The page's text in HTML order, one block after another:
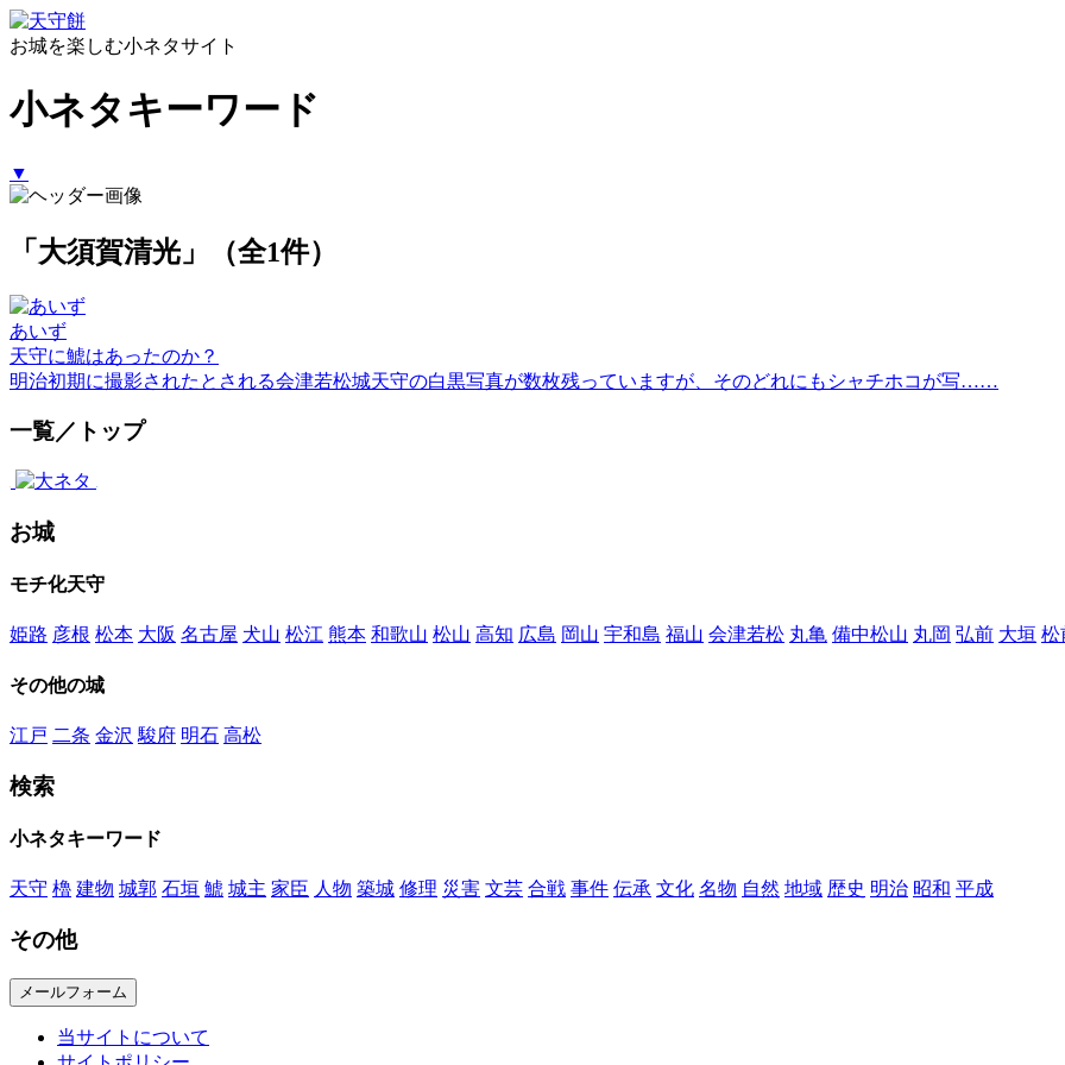
お城を楽しむ小ネタサイト
小ネタキーワード
▼
「大須賀清光」（全1件）
あいず
天守に鯱はあったのか？
明治初期に撮影されたとされる会津若松城天守の白黒写真が数枚残っていますが、そのどれにもシャチホコが写……
一覧／トップ
お城
モチ化天守
姫路 彦根 松本 大阪 名古屋 犬山 松江 熊本 和歌山 松山 高知 広島 岡山 宇和島 福山 会津若松 丸亀 備中松山 丸岡 弘前 大垣 松
その他の城
江戸 二条 金沢 駿府 明石 高松
検索
小ネタキーワード
天守 櫓 建物 城郭 石垣 鯱 城主 家臣 人物 築城 修理 災害 文芸 合戦 事件 伝承 文化 名物 自然 地域 歴史 明治 昭和 平成
その他
メールフォーム
当サイトについて